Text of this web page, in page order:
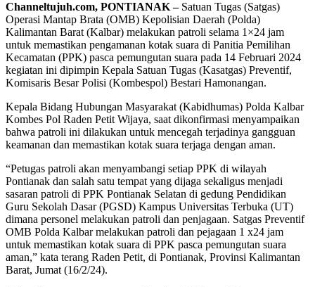
Channeltujuh.com, PONTIANAK –Satuan Tugas (Satgas)
Operasi Mantap Brata (OMB) Kepolisian Daerah (Polda)
Kalimantan Barat (Kalbar) melakukan patroli selama 1×24 jam
untuk memastikan pengamanan kotak suara di Panitia Pemilihan
Kecamatan (PPK) pasca pemungutan suara pada 14 Februari 2024
kegiatan ini dipimpin Kepala Satuan Tugas (Kasatgas) Preventif,
Komisaris Besar Polisi (Kombespol) Bestari Hamonangan.
Kepala Bidang Hubungan Masyarakat (Kabidhumas) Polda Kalbar
Kombes Pol Raden Petit Wijaya, saat dikonfirmasi menyampaikan
bahwa patroli ini dilakukan untuk mencegah terjadinya gangguan
keamanan dan memastikan kotak suara terjaga dengan aman.
“Petugas patroli akan menyambangi setiap PPK di wilayah
Pontianak dan salah satu tempat yang dijaga sekaligus menjadi
sasaran patroli di PPK Pontianak Selatan di gedung Pendidikan
Guru Sekolah Dasar (PGSD) Kampus Universitas Terbuka (UT)
dimana personel melakukan patroli dan penjagaan. Satgas Preventif
OMB Polda Kalbar melakukan patroli dan pejagaan 1 x24 jam
untuk memastikan kotak suara di PPK pasca pemungutan suara
aman,” kata terang Raden Petit, di Pontianak, Provinsi Kalimantan
Barat, Jumat (16/2/24).